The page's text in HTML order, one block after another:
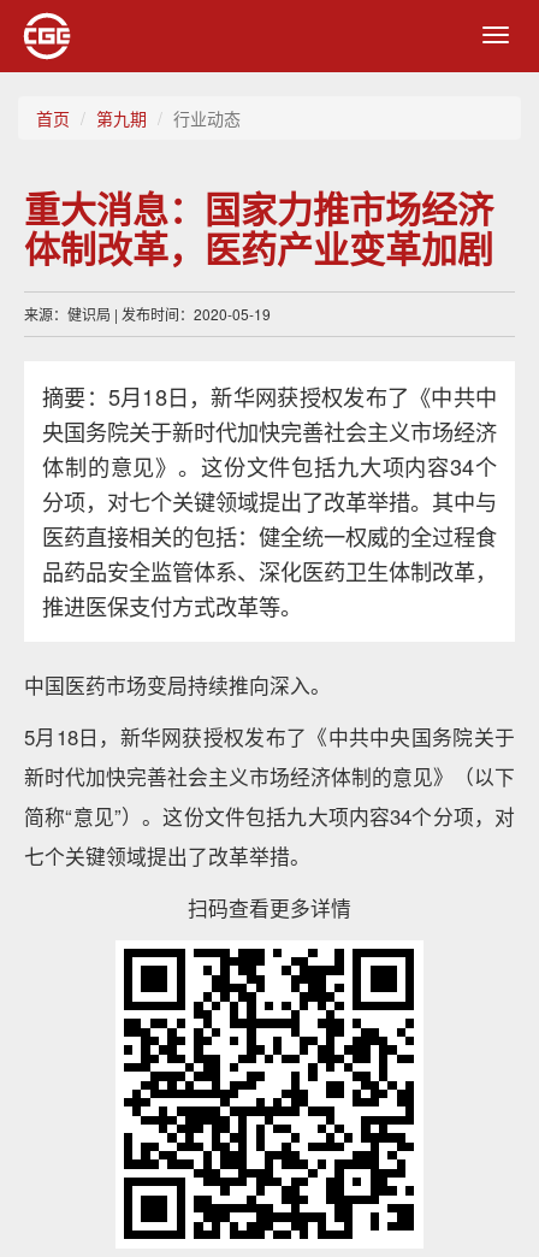
首页 第九期 行业动态
重大消息：国家力推市场经济
体制改革，医药产业变革加剧
来源：健识局 | 发布时间：2020-05-19
摘要：5月18日，新华网获授权发布了《中共中
央国务院关于新时代加快完善社会主义市场经济
体制的意见》。这份文件包括九大项内容34个
分项，对七个关键领域提出了改革举措。其中与
医药直接相关的包括：健全统一权威的全过程食
品药品安全监管体系、深化医药卫生体制改革，
推进医保支付方式改革等。
中国医药市场变局持续推向深入。
5月18日，新华网获授权发布了《中共中央国务院关于
新时代加快完善社会主义市场经济体制的意见》（以下
简称“意见”）。这份文件包括九大项内容34个分项，对
七个关键领域提出了改革举措。
扫码查看更多详情